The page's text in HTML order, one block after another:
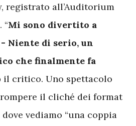
registrato all’Auditorium
“Mi sono divertito a
Niente di serio, un
che finalmente fa
il critico. Uno spettacolo
rompere il cliché dei format
vediamo “una coppia